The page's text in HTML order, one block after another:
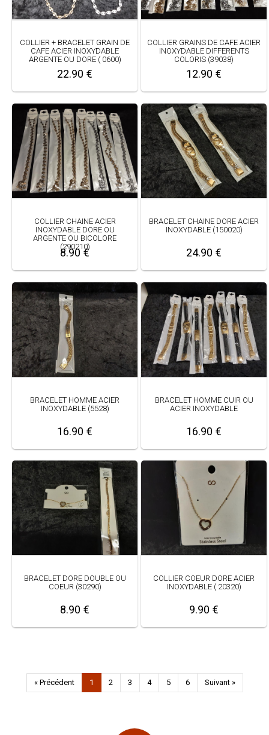
COLLIER + BRACELET GRAIN DE
CAFE ACIER INOXYDABLE
ARGENTE OU DORE ( 0600)
22.90 €
COLLIER GRAINS DE CAFE ACIER
INOXYDABLE DIFFERENTS
COLORIS (39038)
12.90 €
COLLIER CHAINE ACIER
INOXYDABLE DORE OU
ARGENTE OU BICOLORE
(290210)
8.90 €
BRACELET CHAINE DORE ACIER
INOXYDABLE (150020)
24.90 €
BRACELET HOMME ACIER
INOXYDABLE (5528)
16.90 €
BRACELET HOMME CUIR OU
ACIER INOXYDABLE
16.90 €
BRACELET DORE DOUBLE OU
COEUR (30290)
8.90 €
COLLIER COEUR DORE ACIER
INOXYDABLE ( 20320)
9.90 €
« Précédent 1 2 3 4 5 6 Suivant »